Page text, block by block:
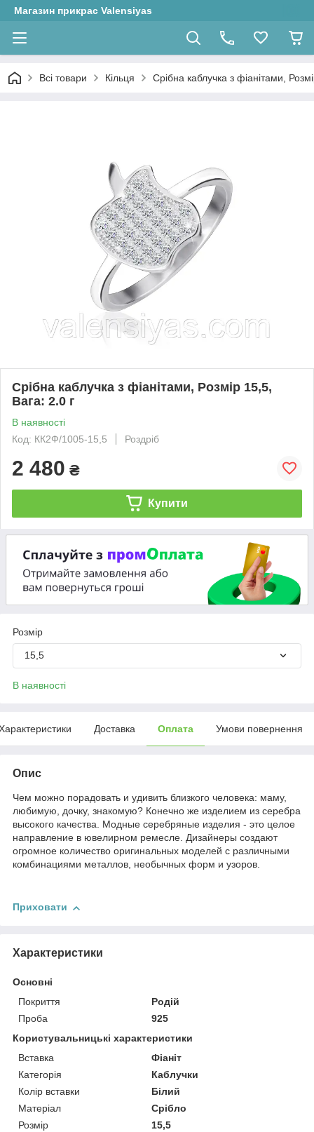
Магазин прикрас Valensiyas
Всі товари Кільця Срібна каблучка з фіанітами,
Срібна каблучка з фіанітами, Розмір 15,5,
Вага: 2.0 г
В наявності
Код: КК2Ф/1005-15,5
Роздріб
2 480 ₴
Купити
Розмір
15,5
В наявності
Доставка Оплата Умови повернення
Опис
Чем можно порадовать и удивить близкого человека: маму,
любимую, дочку, знакомую? Конечно же изделием из серебра
высокого качества. Модные серебряные изделия - это целое
направление в ювелирном ремесле. Дизайнеры создают
огромное количество оригинальных моделей с различными
комбинациями металлов, необычных форм и узоров.
Приховати
Характеристики
Основні
Покриття
Родій
Проба
925
Користувальницькі характеристики
Вставка
Фіаніт
Категорія
Каблучки
Колір вставки
Білий
Матеріал
Срібло
Розмір
15,5